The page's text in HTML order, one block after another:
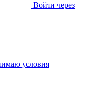
Войти через
условия